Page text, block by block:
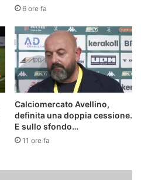
6 ore fa
Calciomercato Avellino,
definita una doppia cessione.
E sullo sfondo…
11 ore fa